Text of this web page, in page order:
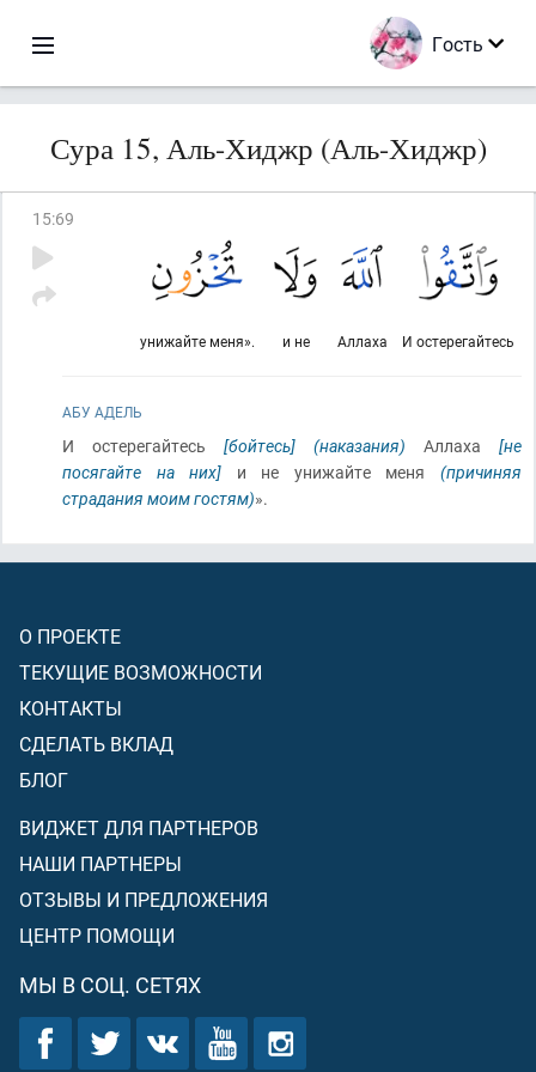
Гость
Сура 15, Аль-Хиджр (Аль-Хиджр)
15:69
И остерегайтесь
Аллаха
и не
унижайте меня».
АБУ АДЕЛЬ
И остерегайтесь [бойтесь] (наказания) Аллаха [не
посягайте на них] и не унижайте меня(причиняя
страдания моим гостям)».
О ПРОЕКТЕ
ТЕКУЩИЕ ВОЗМОЖНОСТИ
КОНТАКТЫ
СДЕЛАТЬ ВКЛАД
БЛОГ
ВИДЖЕТ ДЛЯ ПАРТНЕРОВ
НАШИ ПАРТНЕРЫ
ОТЗЫВЫ И ПРЕДЛОЖЕНИЯ
ЦЕНТР ПОМОЩИ
МЫ В СОЦ. СЕТЯХ